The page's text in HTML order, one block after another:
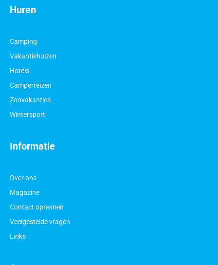
Informatie
Over ons
Magazine
Contact opnemen
Veelgestelde vragen
Links
Huren
Camping
Vakantiehuizen
Hotels
Camperreizen
Zonvakanties
Wintersport